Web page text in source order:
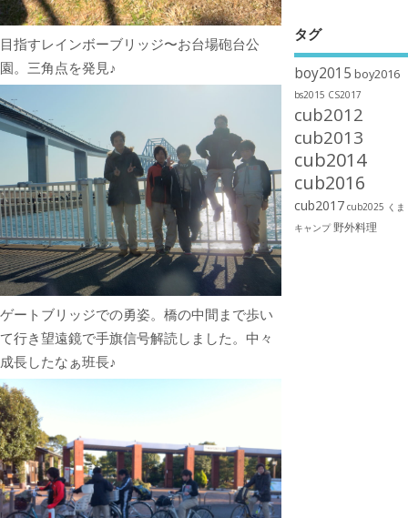
目指すレインボーブリッジ〜お台場砲台公
園。三角点を発見♪
ゲートブリッジでの勇姿。橋の中間まで歩い
て行き望遠鏡で手旗信号解読しました。中々
成長したなぁ班長♪
タグ
boy2015 boy2016
bs2015 CS2017
cub2012
cub2013
cub2014
cub2016
cub2017 cub2025 くま
キャンプ 野外料理